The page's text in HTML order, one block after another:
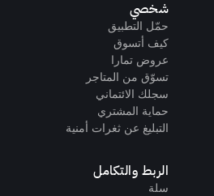
شخصي
حمّل التطبيق
كيف أتسوق
عروض تمارا
تسوّق من المتاجر
سجلك الائتماني
حماية المشتري
التبليغ عن ثغرات أمنية
الربط والتكامل
سلة